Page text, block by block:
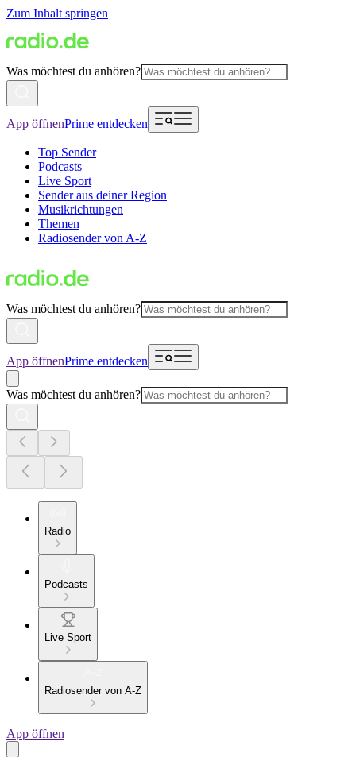
Zum Inhalt springen
Was möchtest du anhören?
App öffnenPrime entdecken
Top Sender
Podcasts
Live Sport
Sender aus deiner Region
Musikrichtungen
Themen
Radiosender von A-Z
Was möchtest du anhören?
App öffnenPrime entdecken
Was möchtest du anhören?
Radio
Podcasts
Live Sport
Radiosender von A-Z
App öffnen